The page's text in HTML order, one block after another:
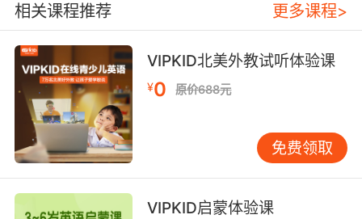
7. Honestly, I need to take you all to a
professional, because these home haircuts
and afro puffs are not working.
说实话 我要带你们去专业的理发店 因为在家剪这
种黑人爆炸头 实在是不行
8. I think you're really lucky to have
hardworkin', successful, talented parents that
loved your little baby afro.
相关课程推荐 更多课程>
VIPKID北美外教试听体验课
¥0 原价688元
免费领取
VIPKID启蒙体验课